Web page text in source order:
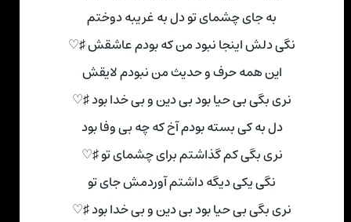
به جای چشمای تو دل به غریبه دوختم
نگی دلش اینجا نبود من که بودم عاشقش ♯♡
این همه حرف و حدیث من نبودم لایقش
نری بگی بی حیا بود بی دین و بی خدا بود ♯♡
دل به کی بسته بودم آخ که چه بی وفا بود
نری بگی کم گذاشتم برای چشمای تو ♯♡
نگی یکی دیگه داشتم آوردمش جای تو
نری بگی بی حیا بود بی دین و بی خدا بود ♯♡